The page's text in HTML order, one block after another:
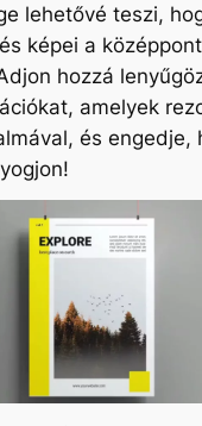
lehetővé teszi,
képei a
hozzá
amelyek
és engedje,